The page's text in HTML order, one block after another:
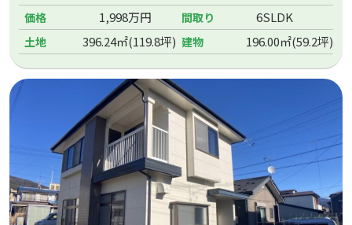
価格 1,998万円 間取り 6SLDK
土地 396.24㎡(119.8坪) 建物 196.00㎡(59.2坪)